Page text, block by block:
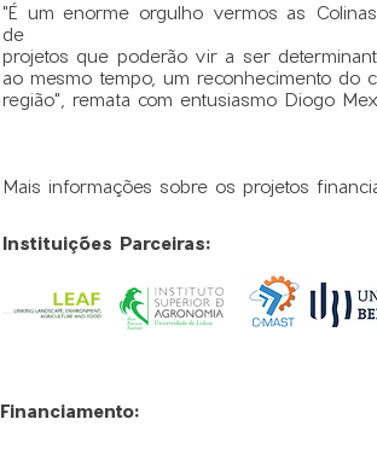
"É um enorme orgulho vermos as
de
projetos que poderão vir a ser
ao mesmo tempo, um reconhecimento do
região", remata com entusiasmo Diogo
Mais informações sobre os projetos
Instituições Parceiras:
Financiamento: